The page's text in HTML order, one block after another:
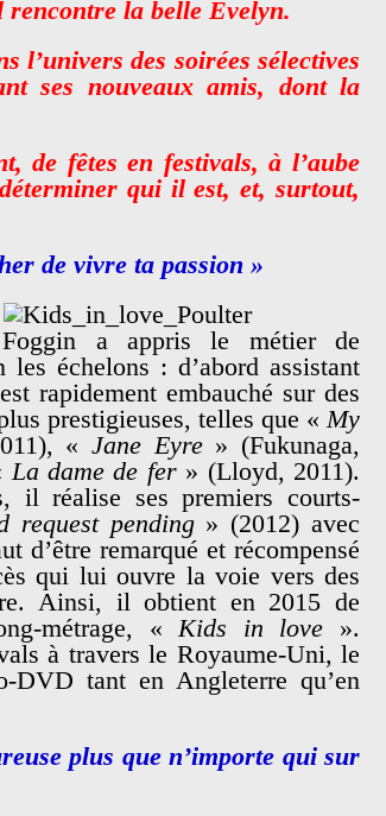
rencontre la belle Evelyn.
l’univers des soirées sélectives
ses nouveaux amis, dont la
de fêtes en festivals, à l’aube
qui il est, et, surtout,
de vivre ta passion »
a appris le métier de
échelons : d’abord assistant
rapidement embauché sur des
prestigieuses, telles que «My
« Jane Eyre» (Fukunaga,
La dame de fer» (Lloyd, 2011).
il réalise ses premiers courts-
request pending» (2012) avec
d’être remarqué et récompensé
qui lui ouvre la voie vers des
Ainsi, il obtient en 2015 de
métrage, «Kids in love ».
à travers le Royaume-Uni, le
DVD tant en Angleterre qu’en
plus que n’importe qui sur